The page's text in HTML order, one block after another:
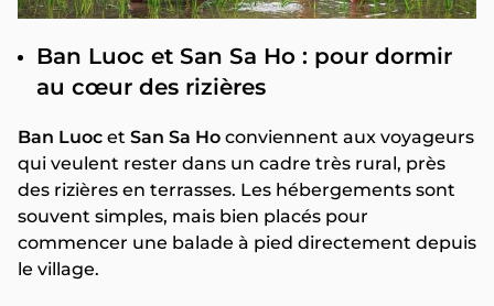
Ban Luoc et San Sa Ho : pour dormir
au cœur des rizières
Ban Luoc et San Sa Ho conviennent aux voyageurs
qui veulent rester dans un cadre très rural, près
des rizières en terrasses. Les hébergements sont
souvent simples, mais bien placés pour
commencer une balade à pied directement depuis
le village.